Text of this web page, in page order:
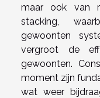
maar ook van
stacking,
gewoonten
vergroot de
gewoonten.
moment zijn
wat weer